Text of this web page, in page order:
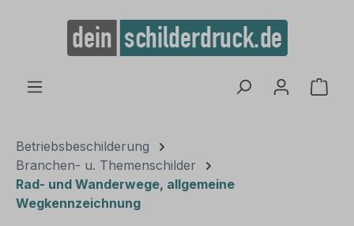
springen
Betriebsbeschilderung
Branchen- u. Themenschilder
Rad- und Wanderwege, allgemeine
Wegkennzeichnung